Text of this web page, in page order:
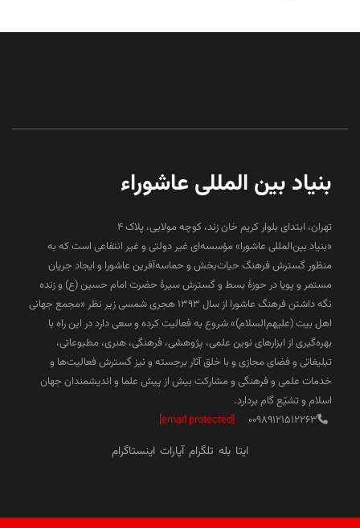
بنیاد بین المللی عاشوراء
تهران، ابتدای بلوار کریم خان زند، کوچه مولایی، پلاک 4
«بنیاد بین‌المللی عاشورا» مؤسسه‌ای غیر دولتی و غیر انتفاعی است که به
منظور گسترش فرهنگ حیات‌بخش و حماسه‌آفرین عاشورا و ایجاد جریان
مستمر و پویا در حوزۀ بسط و گسترش سیرۀ حضرت امام حسین (ع) و زنده
نگه داشتن فرهنگ عاشورا از سال ۱۳۹۳ هجری شمسی زیر نظر «مجمع جهانی
اهل بیت (علیهم‌السلام)» شروع به فعالیت کرده و سعی دارد در این راه با
بهره‌گیری از ابزارهای نوین علمی، پژوهشی، فرهنگی، هنری، مطبوعاتی،
تبلیغاتی و فضای مجازی و با خلق آثار برجسته و نیز گسترش فعالیت‌ها و
خدمات علمی و فرهنگی و مشارکت بیش از پیش علما و اندیشمندان جهان
اسلام و تشیّع گام بردارد.
00989121512263
[email protected]
ایتا بله تلگرام آپارات اینستاگرام